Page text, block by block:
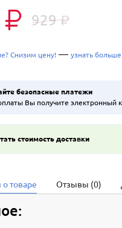
₽ 929₽
Снизим цену! — узнать больше
безопасные платежи
Вы получите электронный
стоимость доставки
товаре Отзывы (0)